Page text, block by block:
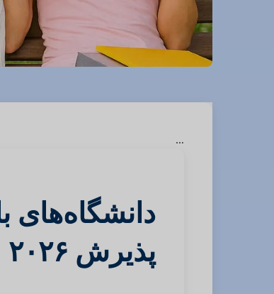
…
دانشگاه‌های
پذیرش ۲۰۲۶